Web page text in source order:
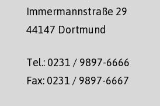
Immermannstraße 29
44147 Dortmund
Tel.: 0231 / 9897-6666
Fax: 0231 / 9897-6667